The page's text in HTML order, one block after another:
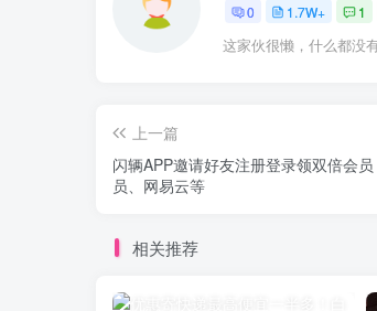
0 1.7W+ 1
这家伙很懒，什么都没
上一篇
闪辆APP邀请好友注册登录领双倍会
员、网易云等
相关推荐